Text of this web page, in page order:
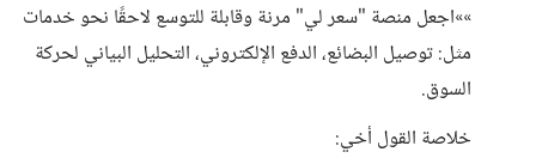
»»اجعل منصة "سعر لي" مرنة وقابلة للتوسع لاحقًا نحو خدمات
مثل: توصيل البضائع، الدفع الإلكتروني، التحليل البياني لحركة
السوق.
خلاصة القول أخي: